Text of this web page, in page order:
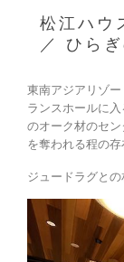
松江ハウ
／ ひら
東南アジアリゾ
ランスホールに
のオーク材のセ
を奪われる程の存
ジュードラグとの